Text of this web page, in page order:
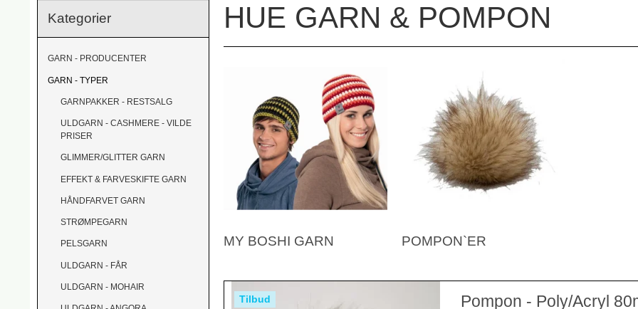
Kategorier
GARN - PRODUCENTER
GARN - TYPER
GARNPAKKER - RESTSALG
ULDGARN - CASHMERE - VILDE
PRISER
GLIMMER/GLITTER GARN
EFFEKT & FARVESKIFTE GARN
HÅNDFARVET GARN
STRØMPEGARN
PELSGARN
ULDGARN - FÅR
ULDGARN - MOHAIR
HUE GARN & POMPON
MY BOSHI GARN POMPON`ER
Tilbud
Pompon - Poly/Acryl